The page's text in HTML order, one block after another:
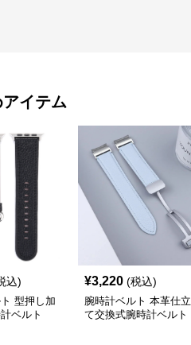
イテム
込)
型押し加
ベルト
¥3,220 (税込)
腕時計ベルト 本革仕立
て交換式腕時計ベルト